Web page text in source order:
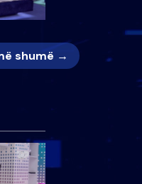
shumë →